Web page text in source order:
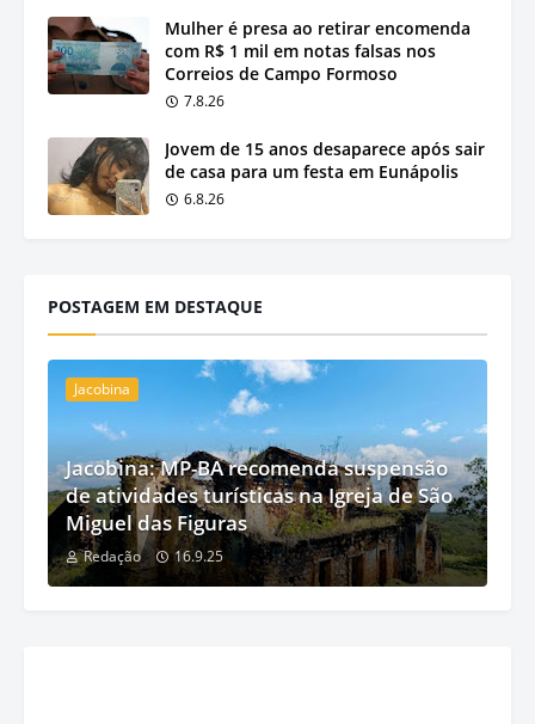
Mulher é presa ao retirar encomenda
com R$ 1 mil em notas falsas nos
Correios de Campo Formoso
7.8.26
Jovem de 15 anos desaparece após sair
de casa para um festa em Eunápolis
6.8.26
POSTAGEM EM DESTAQUE
Jacobina
Jacobina: MP-BA recomenda suspensão
de atividades turísticas na Igreja de São
Miguel das Figuras
Redação 16.9.25